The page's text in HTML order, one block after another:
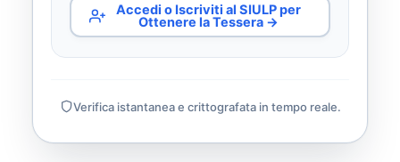
Accedi o Iscriviti al SIULP per
Ottenere la Tessera →
Verifica istantanea e crittografata in tempo reale.